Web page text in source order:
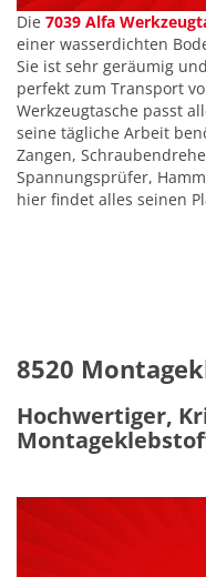
Die 7039 Alfa
einer wasserdichten
Sie ist sehr geräumig
perfekt zum Transport
Werkzeugtasche passt
seine tägliche Arbeit
Zangen,
Spannungsprüfer,
hier findet alles seinen
8520
Hochwertiger,